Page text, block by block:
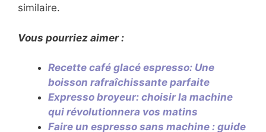
similaire.
Vous pourriez aimer :
Recette café glacé espresso: Une
boisson rafraîchissante parfaite
Expresso broyeur: choisir la machine
qui révolutionnera vos matins
Faire un espresso sans machine : guide